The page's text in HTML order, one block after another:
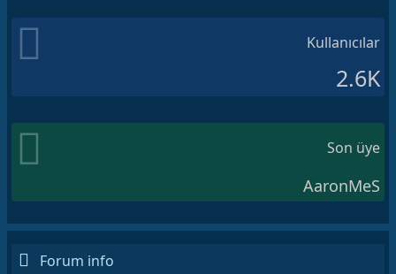
Kullanıcılar
2.6K
Son üye
AaronMeS
Forum info